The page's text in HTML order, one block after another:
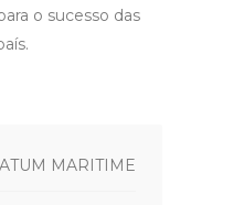
o sucesso das
MARITIME